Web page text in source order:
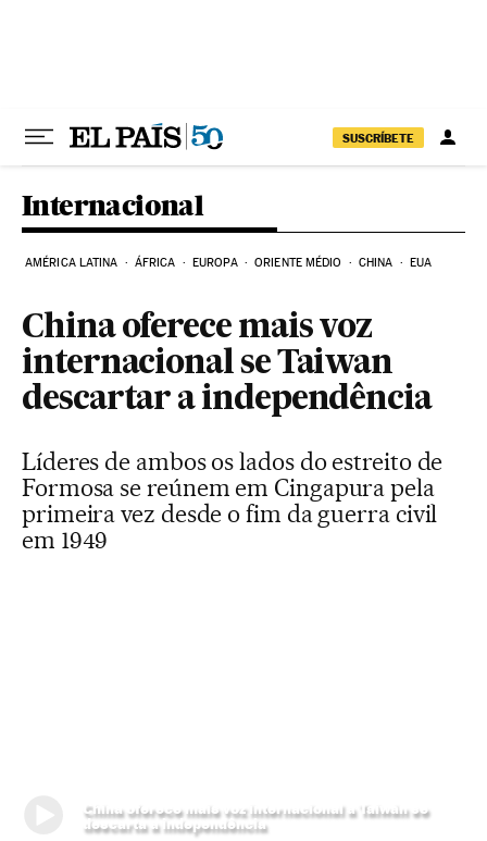
SUSCRÍBETE
Internacional
AMÉRICA LATINA ÁFRICA EUROPA ORIENTE MÉDIO CHINA EUA
China oferece mais voz
internacional se Taiwan
descartar a independência
Líderes de ambos os lados do estreito de
Formosa se reúnem em Cingapura pela
primeira vez desde o fim da guerra civil
em 1949
China oferece mais voz internacional a Taiwán se
descarta a independência